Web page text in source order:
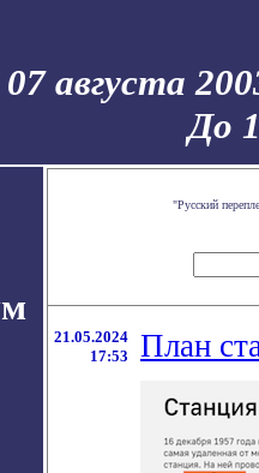
августа
До
"Русский
21.05.2024
17:53
План